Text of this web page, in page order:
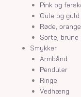
Pink og
Gule og
Røde,
Sorte,
Smykker
Armbånd
Penduler
Ringe
Vedhæng